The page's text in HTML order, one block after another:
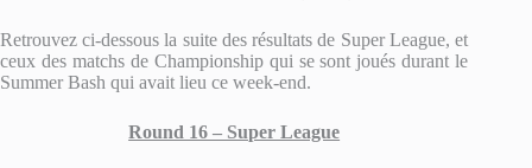
Retrouvez ci-dessous la suite des résultats de Super League, et
ceux des matchs de Championship qui se sont joués durant le
Summer Bash qui avait lieu ce week-end.
Round 16 – Super League